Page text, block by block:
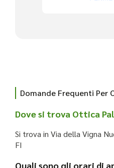
Domande Frequenti Per
Dove si trova Ottica
Si trova in Via della Vigna
FI
Quali sono gli orari di